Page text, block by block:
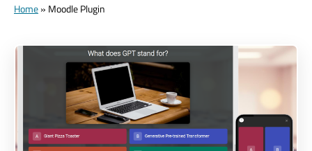
Home» Moodle Plugin